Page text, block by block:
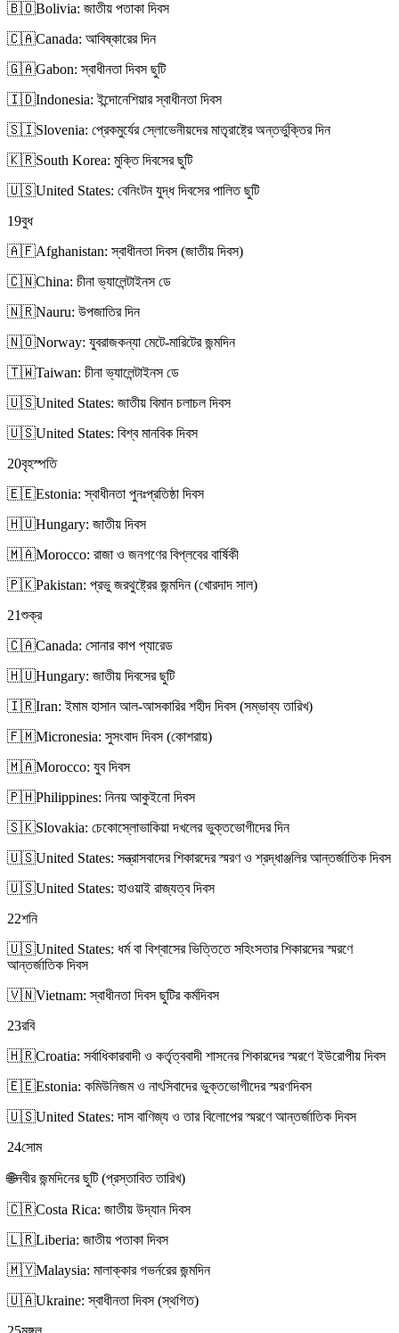
🇧🇴Bolivia: জাতীয় পতাকা দিবস
🇨🇦Canada: আবিষ্কারের দিন
🇬🇦Gabon: স্বাধীনতা দিবস ছুটি
🇮🇩Indonesia: ইন্দোনেশিয়ার স্বাধীনতা দিবস
🇸🇮Slovenia: প্রেকমুর্যের স্লোভেনীয়দের মাতৃরাষ্ট্রে অন্তর্ভুক্তির দিন
🇰🇷South Korea: মুক্তি দিবসের ছুটি
🇺🇸United States: বেনিংটন যুদ্ধ দিবসের পালিত ছুটি
19বুধ
🇦🇫Afghanistan: স্বাধীনতা দিবস (জাতীয় দিবস)
🇨🇳China: চীনা ভ্যালেন্টাইনস ডে
🇳🇷Nauru: উপজাতির দিন
🇳🇴Norway: যুবরাজকন্যা মেটে-মারিটের জন্মদিন
🇹🇼Taiwan: চীনা ভ্যালেন্টাইনস ডে
🇺🇸United States: জাতীয় বিমান চলাচল দিবস
🇺🇸United States: বিশ্ব মানবিক দিবস
20বৃহস্পতি
🇪🇪Estonia: স্বাধীনতা পুনঃপ্রতিষ্ঠা দিবস
🇭🇺Hungary: জাতীয় দিবস
🇲🇦Morocco: রাজা ও জনগণের বিপ্লবের বার্ষিকী
🇵🇰Pakistan: প্রভু জরথুষ্ট্রের জন্মদিন (খোরদাদ সাল)
21শুক্র
🇨🇦Canada: সোনার কাপ প্যারেড
🇭🇺Hungary: জাতীয় দিবসের ছুটি
🇮🇷Iran: ইমাম হাসান আল-আসকারির শহীদ দিবস (সম্ভাব্য তারিখ)
🇫🇲Micronesia: সুসংবাদ দিবস (কোশরায়)
🇲🇦Morocco: যুব দিবস
🇵🇭Philippines: নিনয় আকুইনো দিবস
🇸🇰Slovakia: চেকোস্লোভাকিয়া দখলের ভুক্তভোগীদের দিন
🇺🇸United States: সন্ত্রাসবাদের শিকারদের স্মরণ ও শ্রদ্ধাঞ্জলির আন্তর্জাতিক দিবস
🇺🇸United States: হাওয়াই রাজ্যত্ব দিবস
22শনি
🇺🇸United States: ধর্ম বা বিশ্বাসের ভিত্তিতে সহিংসতার শিকারদের স্মরণে
আন্তর্জাতিক দিবস
🇻🇳Vietnam: স্বাধীনতা দিবস ছুটির কর্মদিবস
23রবি
🇭🇷Croatia: সর্বাধিকারবাদী ও কর্তৃত্ববাদী শাসনের শিকারদের স্মরণে ইউরোপীয় দিবস
🇪🇪Estonia: কমিউনিজম ও নাৎসিবাদের ভুক্তভোগীদের স্মরণদিবস
🇺🇸United States: দাস বাণিজ্য ও তার বিলোপের স্মরণে আন্তর্জাতিক দিবস
24সোম
🌐নবীর জন্মদিনের ছুটি (প্রস্তাবিত তারিখ)
🇨🇷Costa Rica: জাতীয় উদ্যান দিবস
🇱🇷Liberia: জাতীয় পতাকা দিবস
🇲🇾Malaysia: মালাক্কার গভর্নরের জন্মদিন
🇺🇦Ukraine: স্বাধীনতা দিবস (স্থগিত)